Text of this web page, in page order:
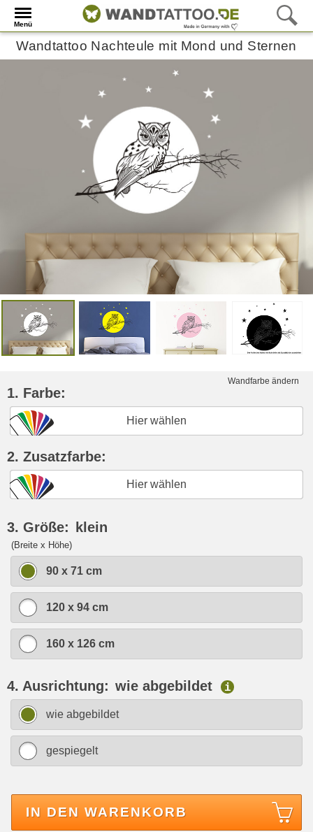
Menü
Wandtattoo Nachteule mit Mond und Sternen
Wandfarbe ändern
1. Farbe:
Hier wählen
2. Zusatzfarbe:
Hier wählen
3. Größe: klein
(Breite x Höhe)
90 x 71 cm
120 x 94 cm
160 x 126 cm
4. Ausrichtung: wie abgebildet i
wie abgebildet
gespiegelt
IN DEN WARENKORB